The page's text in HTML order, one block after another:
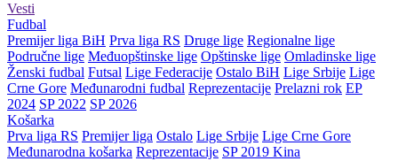
Vesti
Fudbal
Premijer liga BiH Prva liga RS Druge lige Regionalne lige
Područne lige Međuopštinske lige Opštinske lige Omladinske lige
Ženski fudbal Futsal Lige Federacije Ostalo BiH Lige Srbije Lige
Crne Gore Međunarodni fudbal Reprezentacije Prelazni rok EP
2024 SP 2022 SP 2026
Košarka
Prva liga RS Premijer liga Ostalo Lige Srbije Lige Crne Gore
Međunarodna košarka Reprezentacije SP 2019 Kina